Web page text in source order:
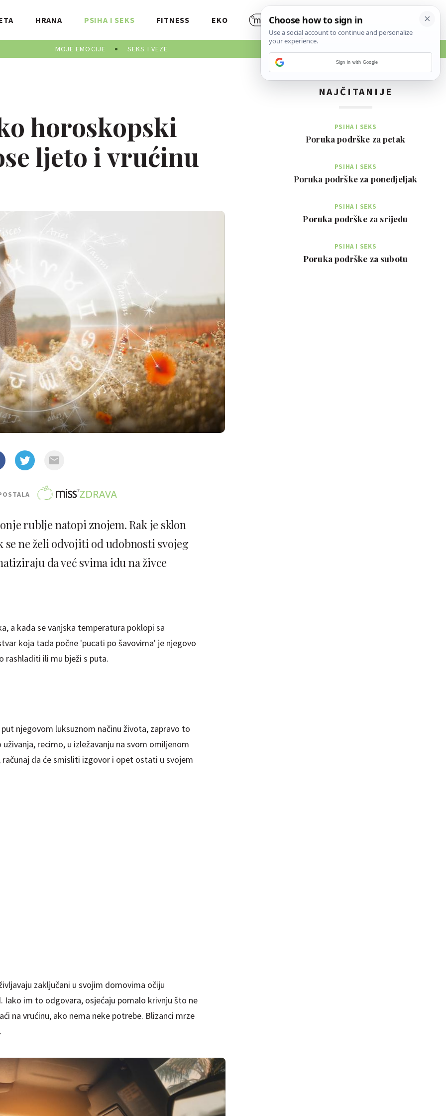
HRANA PSIHA I SEKS
MOJE EMOCIJE SEKS I VEZE
FITNESS EKO
horoskopski
ljeto i vrućinu
rublje natopi znojem. Rak je sklon
ne želi odvojiti od udobnosti svojeg
da već svima idu na živce
a kada se vanjska temperatura poklopi sa
koja tada počne 'pucati po šavovima' je njegovo
rashladiti ili mu bježi s puta.
njegovom luksuznom načinu života, zapravo to
recimo, u izležavanju na svom omiljenom
da će smisliti izgovor i opet ostati u svojem
zaključani u svojim domovima očiju
Iako im to odgovara, osjećaju pomalo krivnju što ne
na vrućinu, ako nema neke potrebe. Blizanci mrze
NAJČITANIJE
PSIHA I SEKS
Poruka podrške za petak
PSIHA I SEKS
Poruka podrške za ponedjeljak
PSIHA I SEKS
Poruka podrške za srijedu
PSIHA I SEKS
Poruka podrške za subotu
Sign in with Google